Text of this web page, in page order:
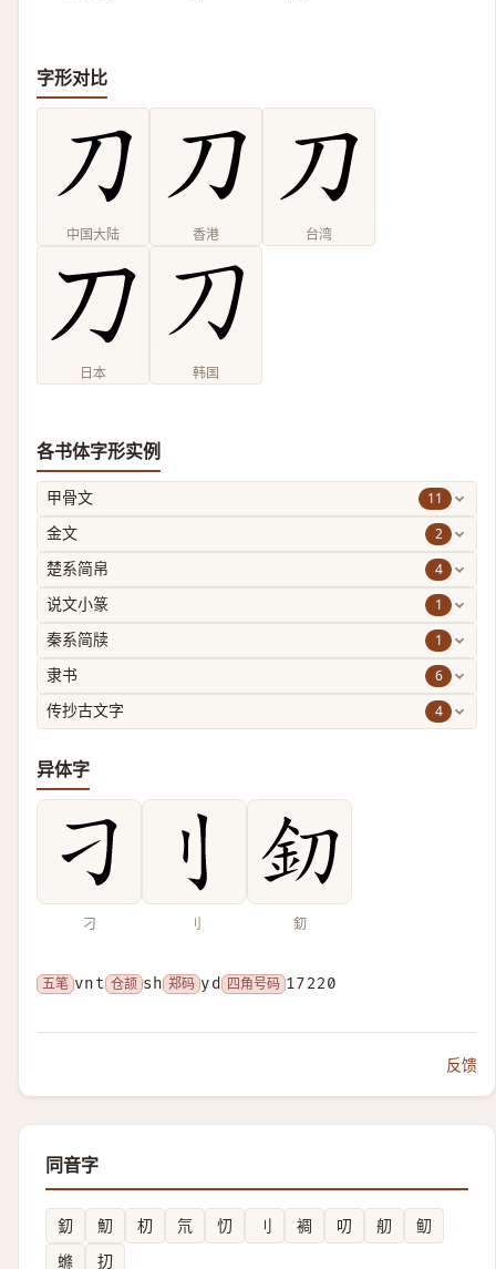
字形对比
中国大陆 香港 台湾
日本 韩国
各书体字形实例
甲骨文 11
金文 2
楚系简帛 4
说文小篆 1
秦系简牍 1
隶书 6
传抄古文字 4
异体字
刁 刂 釖
五笔 vnt 仓颉 sh 郑码 yd 四角号码 17220
反馈
同音字
釖 魛 朷 氘 忉 刂 裯 叨 舠
鱽
螩
㧅